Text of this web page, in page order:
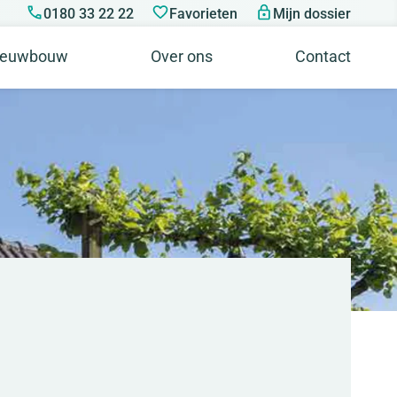
0180 33 22 22 Favorieten Mijn dossier
Over ons Contact